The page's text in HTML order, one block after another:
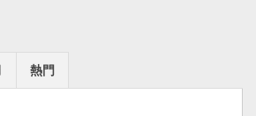
熱門